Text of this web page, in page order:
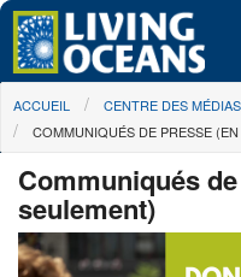
Skip to main content
À propos de nous
Centre des Médias
Les Cartes
You are here
ACCUEIL
CENTRE DES MÉDIAS
COMMUNIQUÉS DE PRESSE
Communiqués
seulement)